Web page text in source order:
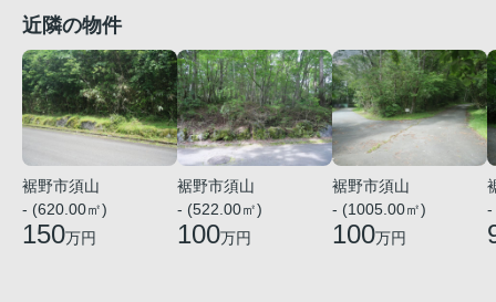
近隣の物件
裾野市須山
- (620.00㎡)
150万円
裾野市須山
- (522.00㎡)
100万円
裾野市須山
- (1005.00㎡)
100万円
-